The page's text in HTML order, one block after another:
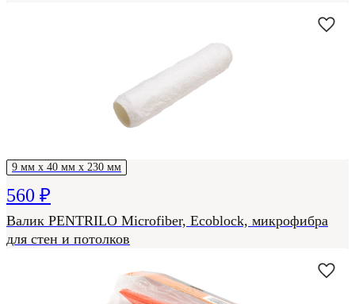
9 мм х 40 мм х 230 мм
560 ₽
Валик PENTRILO Microfiber, Ecoblock, микрофибра
для стен и потолков